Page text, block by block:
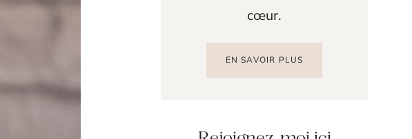
cœur.
EN SAVOIR PLUS